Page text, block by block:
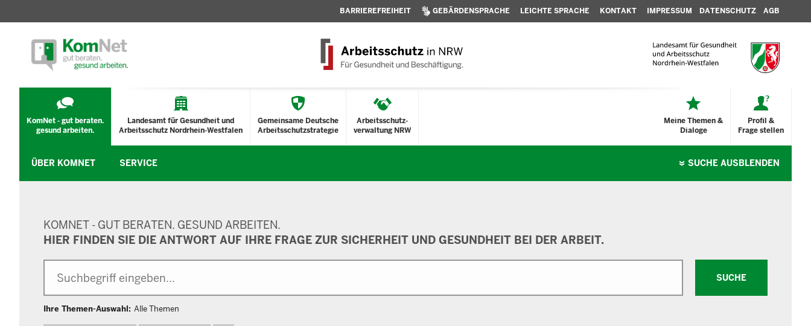
BARRIEREFREIHEIT GEBÄRDENSPRACHE LEICHTE SPRACHE KONTAKT IMPRESSUM DATENSCHUTZ AGB
KomNet - gut beraten.
gesund arbeiten.
Landesamt für Gesundheit und
Arbeitsschutz Nordrhein-Westfalen
Gemeinsame Deutsche
Arbeitsschutzstrategie
Arbeitsschutz-
verwaltung NRW
Profil &
Frage stellen
Meine Themen &
Dialoge
ÜBER KOMNET SERVICE SUCHE AUSBLENDEN
KOMNET - GUT BERATEN. GESUND ARBEITEN.
HIER FINDEN SIE DIE ANTWORT AUF IHRE FRAGE ZUR SICHERHEIT UND GESUNDHEIT BEI DER ARBEIT.
SUCHE
Ihre Themen-Auswahl: Alle Themen